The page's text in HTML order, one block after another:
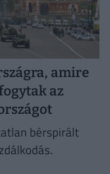
amire
az
bérspirált